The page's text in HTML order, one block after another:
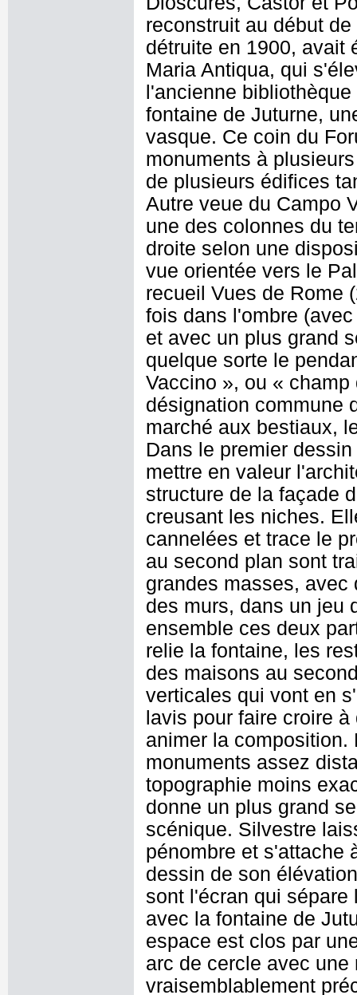
reconstruit au début
détruite en 1900, avait
Maria Antiqua, qui
l'ancienne
fontaine de Juturne,
vasque. Ce coin du
monuments à
de plusieurs édifices
Autre veue du Campo
une des colonnes du
droite selon une
vue orientée vers le
recueil Vues de Rome
fois dans l'ombre
et avec un plus grand
quelque sorte le
Vaccino », ou «
désignation commune
marché aux bestiaux,
Dans le premier
mettre en valeur
structure de la façade
creusant les niches.
cannelées et trace le
au second plan sont
grandes masses,
des murs, dans un jeu
ensemble ces deux
relie la fontaine, les
des maisons au
verticales qui vont en
lavis pour faire croire
animer la composition.
monuments assez
topographie moins
donne un plus grand
scénique. Silvestre
pénombre et s'attache
dessin de son
sont l'écran qui
avec la fontaine de
espace est clos par
arc de cercle avec
vraisemblablement